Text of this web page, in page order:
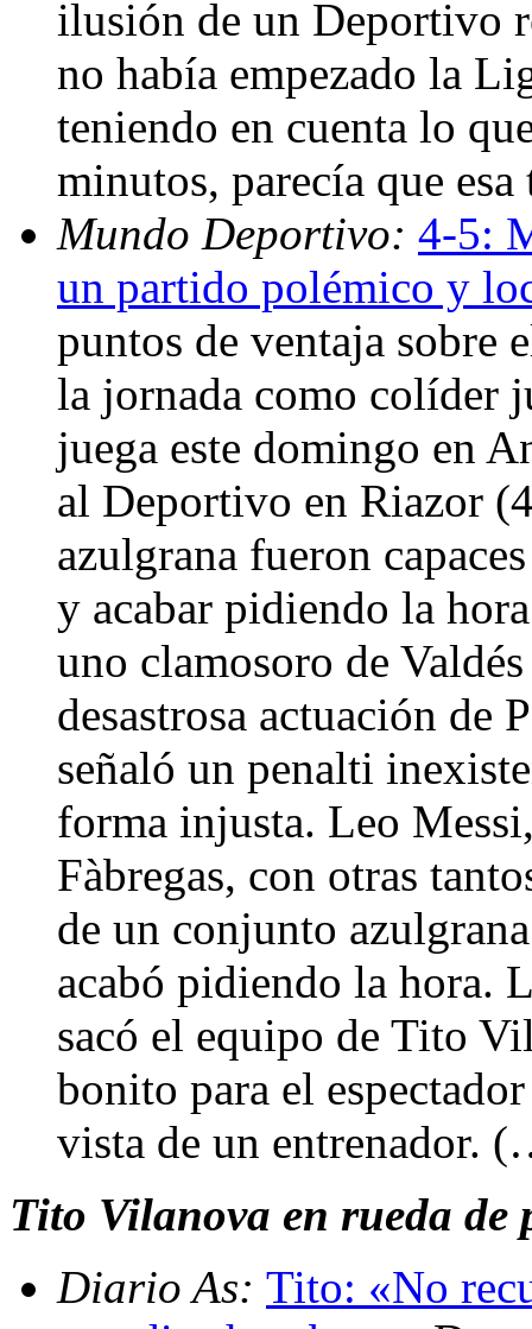
ilusión de un Deportivo
no había empezado la
teniendo en cuenta lo
minutos, parecía que
Mundo Deportivo: 4-5:
un partido polémico y
puntos de ventaja sobre
la jornada como colíder
juega este domingo en
al Deportivo en Riazor
azulgrana fueron
y acabar pidiendo la
uno clamosoro de
desastrosa actuación de
señaló un penalti
forma injusta. Leo
Fàbregas, con otras
de un conjunto
acabó pidiendo la hora.
sacó el equipo de Tito
bonito para el
vista de un entrenador.
Tito Vilanova en rueda de
Diario As: Tito: «No